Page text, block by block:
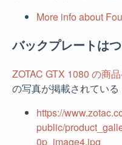
More info about
バックプレートは
ZOTAC GTX 1080 の商
の写真が掲載されている
https://
public/
0p_image4.jpg